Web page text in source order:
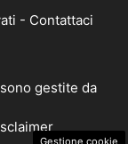
- Contattaci
gestite da
Gestione cookie